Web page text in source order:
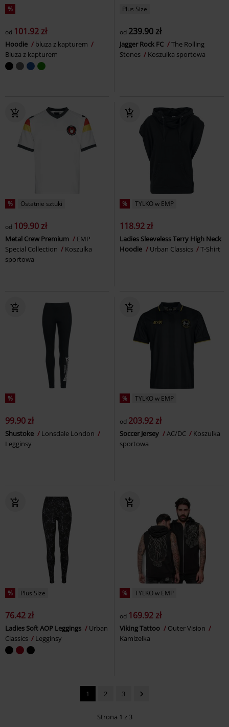
%
od 101.92 zł
Hoodie
bluza z kapturem
Bluza z kapturem
Plus Size
od 239.90 zł
Jagger Rock FC
The Rolling
Stones
Koszulka sportowa
% Ostatnie sztuki
od 109.90 zł
Metal Crew Premium
EMP
Special Collection
Koszulka
sportowa
% TYLKO w EMP
118.92 zł
Ladies Sleeveless Terry High Neck
Hoodie
Urban Classics T-Shirt
%
99.90 zł
Shustoke
Lonsdale London
Legginsy
% TYLKO w EMP
od 203.92 zł
Soccer Jersey AC/DC
Koszulka
sportowa
% Plus Size
76.42 zł
Ladies Soft AOP Leggings
Urban
Classics
Legginsy
% TYLKO w EMP
od 169.92 zł
Viking Tattoo
Outer Vision
Kamizelka
1 2 3
Strona 1 z 3